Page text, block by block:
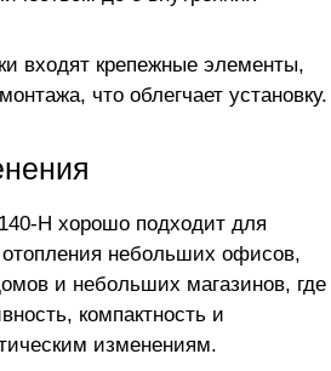
входят крепежные элементы,
что облегчает установку.
H хорошо подходит для
небольших офисов,
и небольших магазинов, где
компактность и
изменениям.